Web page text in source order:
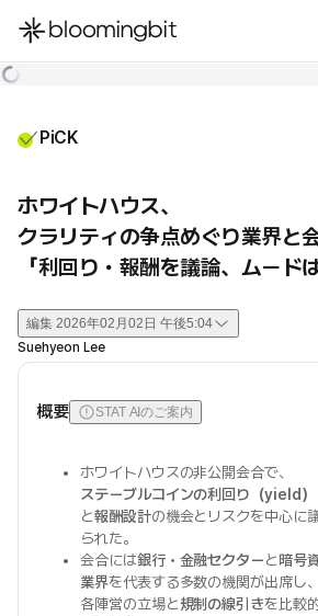
한국어
PiCK
ホワイトハウス、
クラリティの争点めぐり業界と
「利回り・報酬を議論、ムード
編集 2026年02月02日 午後5:04
Suehyeon Lee
概要 STAT AIのご案内
ホワイトハウスの非公開会合で、
ステーブルコインの利回り（yield）
と報酬設計の機会とリスクを中心に
られた。
会合には銀行・金融セクターと暗号
業界を代表する多数の機関が出席し、
各陣営の立場と規制の線引きを比較